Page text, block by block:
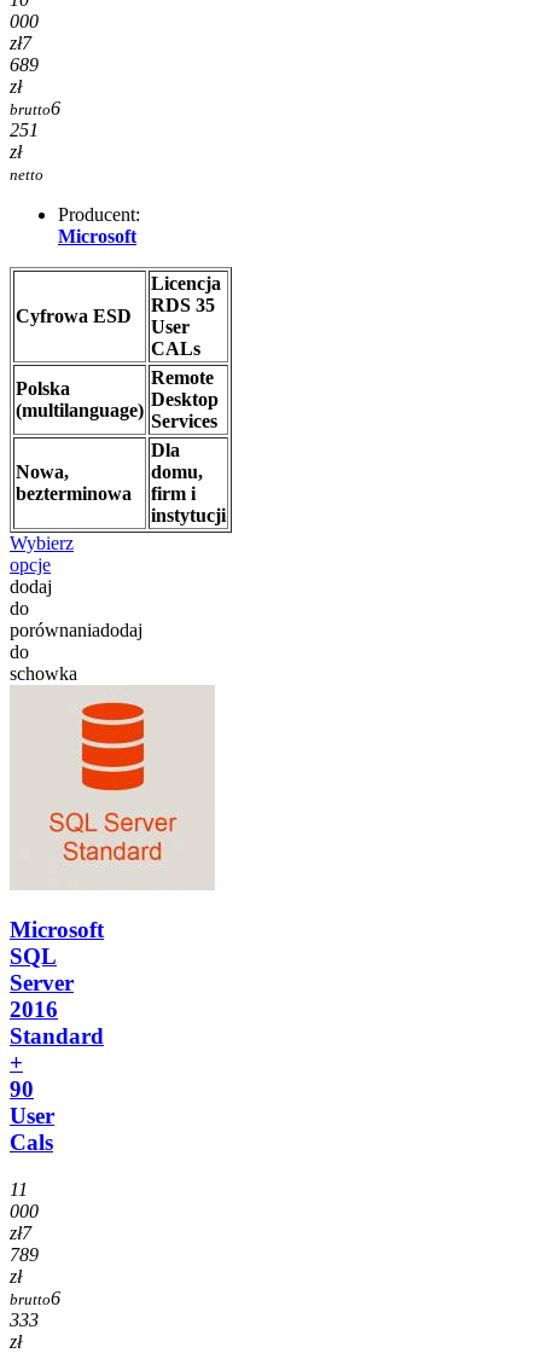
000
zł7
689
zł
brutto6
251
zł
netto
Producent:
Microsoft
Cyfrowa ESD
Licencja
RDS 35
User
CALs
Polska
(multilanguage)
Remote
Desktop
Services
Nowa,
bezterminowa
Dla
domu,
firm i
instytucji
Wybierz
opcje
dodaj
do
porównaniadodaj
do
schowka
Microsoft
SQL
Server
2016
Standard
+
90
User
Cals
11
000
zł7
789
zł
brutto6
333
zł